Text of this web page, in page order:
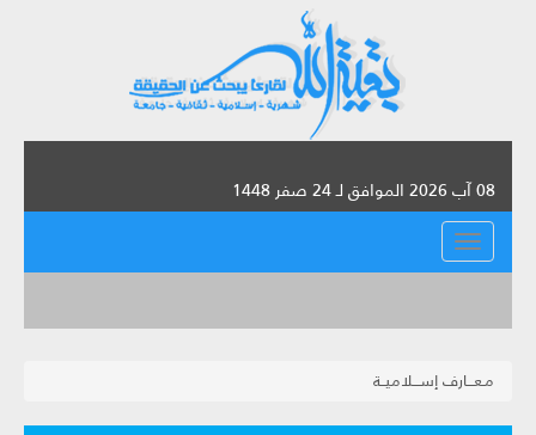
08 آب 2026 الموافق لـ 24 صفر 1448
القائمة
مـعـــارف إســـلاميــة